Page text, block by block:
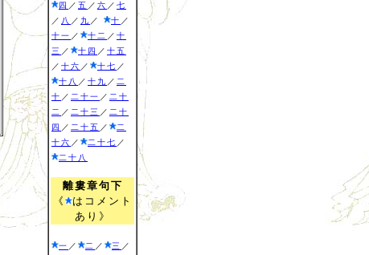
四 ／ 五 ／ 六 ／ 七
／ 八 ／ 九 ／ 十 ／
十一 ／ 十二 ／ 十
三 ／ 十四 ／ 十五
／ 十六 ／ 十七 ／
十八 ／ 十九 ／ 二
十 ／ 二十一 ／ 二十
二 ／ 二十三 ／ 二十
四 ／ 二十五 ／
二
十六 ／ 二十七 ／
二十八
離婁章句下
《
はコメント
あり》
一 ／ 二 ／ 三 ／